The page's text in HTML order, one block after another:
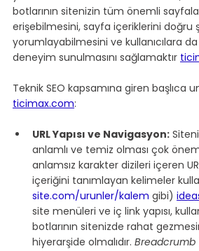
botlarının sitenizin tüm önemli
erişebilmesini, sayfa içeriklerini doğru
yorumlayabilmesini ve kullanıcılara da
deneyim sunulmasını sağlamaktır
Teknik SEO kapsamına giren başlıca
ticimax.com:
URL Yapısı ve Navigasyon:
anlamlı ve temiz olması çok
anlamsız karakter dizileri içeren
içeriğini tanımlayan kelimeler
site.com/urunler/kalem gibi)
site menüleri ve iç link yapısı,
botlarının sitenizde rahat
hiyerarşide olmalıdır. Breadcrumb